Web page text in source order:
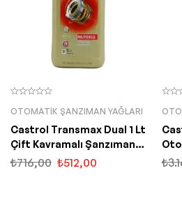
OTOMATIK ŞANZIMAN YAĞLARI
Castrol Transmax Dual 1 Lt
Çift Kavramalı Şanzıman
Yağı
₺716,00 ₺512,00 ₺